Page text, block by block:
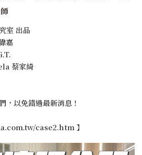
室 出品
嘉
蔡家綺
，以免錯過最新消息！
case2.htm 】